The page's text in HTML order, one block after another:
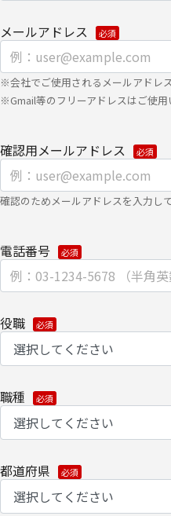
【第三者提供に関して】
当社はご提供いただきました個
を除き、ご本人の同意なく第三
・上記利用目的を実施するため
業務委託先へ委託する必要がある
・上記利用目的の範囲内で利用
情報の全ての項目について、当
個人情報を提供する場合は、安
紙面による搬送もしくは手渡し
理のため、当社の関係会社およ
せていただく場合があります。
当社は上記利用目的の範囲内で
預託する場合は、適切な機密保
す。
【情報提供の任意性に関して】
必要な個人情報の提供をご希望
メールアドレス
※会社でご使用されるメールアドレ
※Gmail等のフリーアドレスはご使用
確認用メールアドレス
確認のためメールアドレスを入力し
電話番号
役職
職種
都道府県